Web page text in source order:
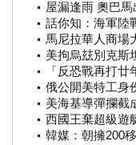
屋漏逢雨 奧巴
話你知：海軍陸
馬尼拉華人商場
美拘烏玆別克斯
「反恐戰再打廿
俄公開美特工身
美海基導彈攔截
西國王棄超級遊
韓媒：朝擁200